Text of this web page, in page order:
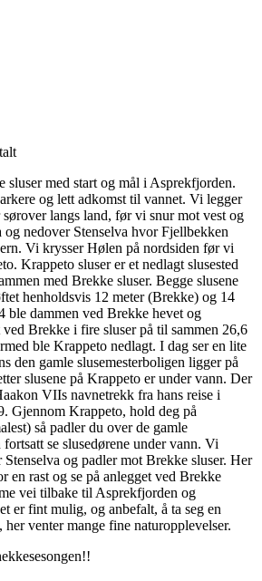
sluser med start og mål i Asprekfjorden.
og lett adkomst til vannet. Vi legger
langs land, før vi snur mot vest og
og nedover Stenselva hvor Fjellbekken
Vi krysser Hølen på nordsiden før vi
Krappeto sluser er et nedlagt slusested
med Brekke sluser. Begge slusene
henholdsvis 12 meter (Brekke) og 14
ble dammen ved Brekke hevet og
ved Brekke i fire sluser på til sammen 26,6
ble Krappeto nedlagt. I dag ser en lite
den gamle slusemesterboligen ligger på
slusene på Krappeto er under vann. Der
VIIs navnetrekk fra hans reise i
Gjennom Krappeto, hold deg på
så padler du over de gamle
se slusedørene under vann. Vi
og padler mot Brekke sluser. Her
en rast og se på anlegget ved Brekke
vei tilbake til Asprekfjorden og
er fint mulig, og anbefalt, å ta seg en
venter mange fine naturopplevelser.